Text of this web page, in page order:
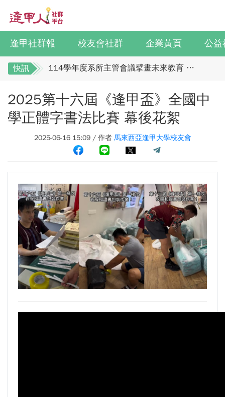
逢甲社群報 校友會社群 企業黃頁 公益
快訊
全校社團博覽會2.0 精彩片段
逢甲國貿99級校友 李樺仙 學姐
114學年度系所主管會議擘畫未來教育 以「學生為中心」推動AI融入教學，跨域研究育才
逢甲大學EMBA舉辦新生共善營 以「大好・共善・同樂」開啟學習新旅程
龍谷大學師生來訪逢甲 共同探討永續林業與CLT建築發展
逢甲航太系勇奪國防競賽優勝 智慧無人機突破GPS限制
GI Day 2025｜空間資訊技術交流日-跨域感知・智慧行動
2025.08.31 逢甲大學泰國校友會第13&14屆會長交接典禮 泰國三日之旅
逢甲大學加東校友會 2025 Aug 31 聚會
逢甲大學泰國校友會45周年慶 暨第13、14屆會長交接圓滿成功！
逢甲大學泰國校友會 第45週年會員大會 於昭披耶河舉辦歡迎宴
逢甲資電科技與未來系列演講 10/14 簡良益 董事長 (掌門精釀啤酒)
賀江蘇校友分會
馬來西亞逢甲大學校友會全體理事誠擊祝賀 ：
全校社團博覽會2.0 精彩片段
運共同培育中臺灣捷運人才
逢甲國貿99級校友 李樺仙 學姐
【逢甲經濟人會訊】9月號出刊
114學年度系所主管會議擘畫未來教育 以「學
生為中心」推動AI融入教學，跨域研究育才
體育教學中心主任王亭文勇奪「2025 CAPA台
灣公開賽」公開女雙冠軍
逢甲大學EMBA舉辦新生共善營 以「大好・共
【轉載】麗明營造第24屆公益捐血9月10日登
2025第十六屆《逢甲盃》全國中
學正體字書法比賽 幕後花絮
2025-06-16 15:09 / 作者 馬來西亞逢甲大學校友會